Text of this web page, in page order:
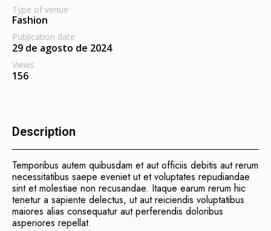
Type of venue
Fashion
Publication date
29 de agosto de 2024
Views
156
Description
Temporibus autem quibusdam et aut officiis debitis aut rerum
necessitatibus saepe eveniet ut et voluptates repudiandae
sint et molestiae non recusandae. Itaque earum rerum hic
tenetur a sapiente delectus, ut aut reiciendis voluptatibus
maiores alias consequatur aut perferendis doloribus
asperiores repellat.